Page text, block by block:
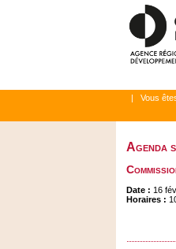
| Vous
Agenda
Date : 16
Horaires :